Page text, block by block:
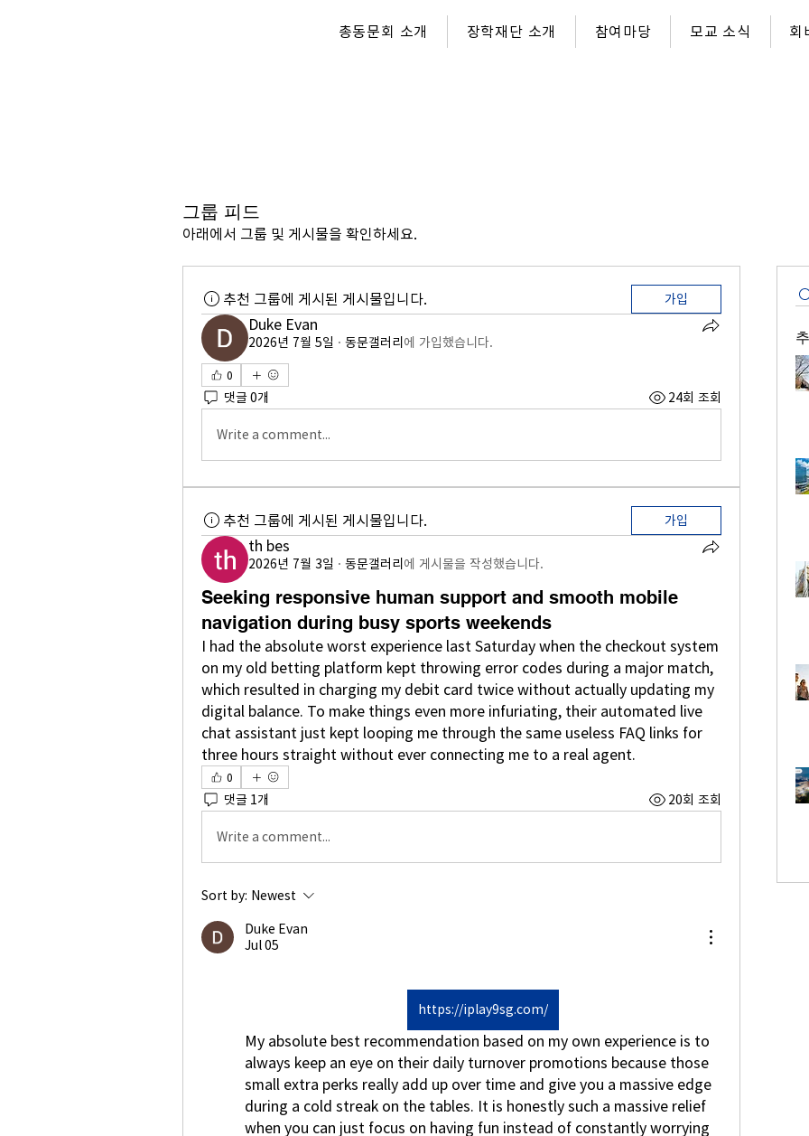
총동문회 소개 장학재단 소개 참여마당 모교 소식 회
그룹 피드
아래에서 그룹 및 게시물을 확인하세요.
추천 그룹에 게시된 게시물입니다. 가입
Duke Evan
2026년 7월 5일 · 동문갤러리 에 가입했습니다.
0
댓글 0개 24회 조회
Write a comment...
추천 그룹에 게시된 게시물입니다. 가입
th bes
2026년 7월 3일 · 동문갤러리 에 게시물을 작성했습니다.
Seeking responsive human support and smooth mobile
navigation during busy sports weekends
I had the absolute worst experience last Saturday when the checkout system
on my old betting platform kept throwing error codes during a major match,
which resulted in charging my debit card twice without actually updating my
digital balance. To make things even more infuriating, their automated live
chat assistant just kept looping me through the same useless FAQ links for
three hours straight without ever connecting me to a real agent.
0
댓글 1개 20회 조회
Write a comment...
Sort by: Newest
Duke Evan
Jul 05
https://iplay9sg.com/
My absolute best recommendation based on my own experience is to
always keep an eye on their daily turnover promotions because those
small extra perks really add up over time and give you a massive edge
during a cold streak on the tables. It is honestly such a massive relief
when you can just focus on having fun instead of constantly worrying